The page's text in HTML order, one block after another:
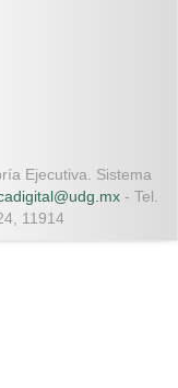
Ejecutiva. Sistema
- Tel.
11914